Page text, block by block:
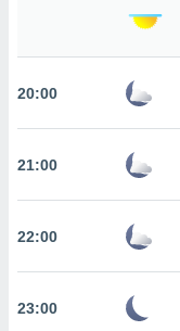
como
IP
en
a lo que
u
20:00
21:00
22:00
23:00